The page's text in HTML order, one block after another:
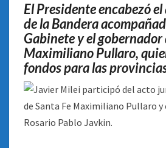
DE
EN
El Presidente encabezó
de la Bandera
Gabinete y el gobernador
Maximiliano Pullaro,
fondos para las